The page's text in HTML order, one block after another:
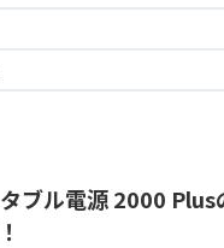
ブル電源 2000 Plus